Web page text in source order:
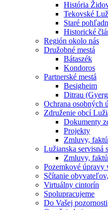
História
Tekovské
Staré
Historické
Región okolo nás
Družobné mestá
Bátaszék
Kondoros
Partnerské mestá
Besigheim
Ditrau
Ochrana osobných
Združenie obcí
Dokumenty
Projekty
Zmluvy,
Lužianska servisná
Zmluvy,
Pozemkové
Sčítanie
Virtuálny cintorín
Spolupracujeme
Do Vašej pozornosti